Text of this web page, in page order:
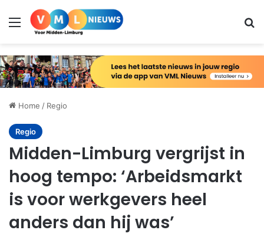
Menu
Home / Regio
Regio
Midden-Limburg vergrijst in
hoog tempo: ‘Arbeidsmarkt
is voor werkgevers heel
anders dan hij was’